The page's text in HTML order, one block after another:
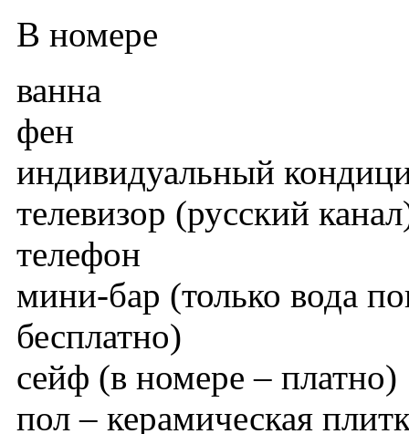
В номере
ванна
фен
индивидуальный
телевизор (русский
телефон
мини-бар (только вода
бесплатно)
сейф (в номере – платно)
пол – керамическая